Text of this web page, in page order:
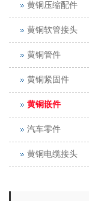
黄铜压缩配件
黄铜软管接头
黄铜管件
黄铜紧固件
黄铜嵌件
汽车零件
黄铜电缆接头